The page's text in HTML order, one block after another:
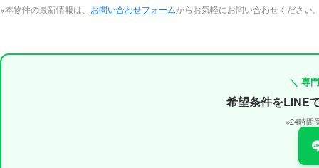
※本物件の最新情報は、 お問い合わせフォームからお気軽にお問い合わせください
＼ 専
希望条件をLINE
※24時間